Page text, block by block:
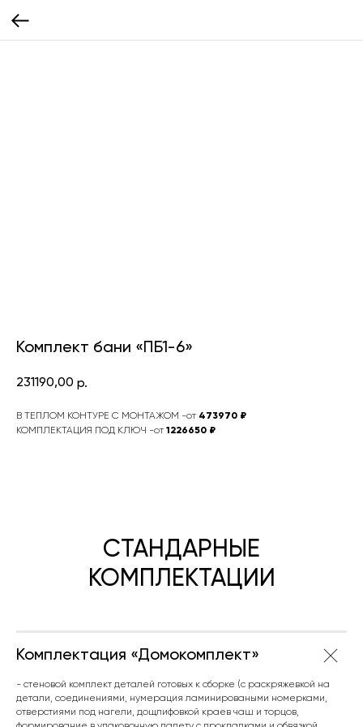
Комплект бани «ПБ1-6»
231190,00 р.
В ТЕПЛОМ КОНТУРЕ С МОНТАЖОМ -от 473970 ₽
КОМПЛЕКТАЦИЯ ПОД КЛЮЧ -от 1226650 ₽
СТАНДАРНЫЕ
КОМПЛЕКТАЦИИ
Комплектация «Домокомплект»
- стеновой комплект деталей готовых к сборке (с раскряжевкой на
детали, соединениями, нумерация ламинироваными номерками,
отверстиями под нагели, дощлифовкой краев чаш и торцов,